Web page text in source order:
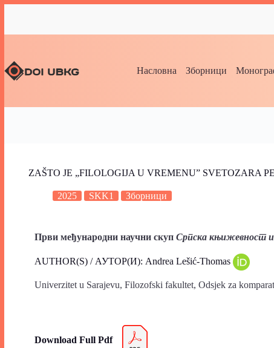
Насловна Зборници
ZAŠTO JE „FILOLOGIJA U VREMENU” SVETOZARA
2025 SKK1 Зборници
Први међународни научни скуп Српска књижевност
AUTHOR(S) / АУТОР(И): Andrea Lešić-Thomas
Univerzitet u Sarajevu, Filozofski fakultet, Odsjek za
Download Full Pdf